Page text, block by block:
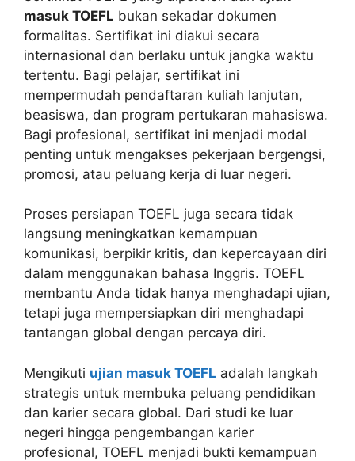
masuk TOEFL bukan sekadar dokumen
formalitas. Sertifikat ini diakui secara
internasional dan berlaku untuk jangka waktu
tertentu. Bagi pelajar, sertifikat ini
mempermudah pendaftaran kuliah lanjutan,
beasiswa, dan program pertukaran mahasiswa.
Bagi profesional, sertifikat ini menjadi modal
penting untuk mengakses pekerjaan bergengsi,
promosi, atau peluang kerja di luar negeri.
Proses persiapan TOEFL juga secara tidak
langsung meningkatkan kemampuan
komunikasi, berpikir kritis, dan kepercayaan diri
dalam menggunakan bahasa Inggris. TOEFL
membantu Anda tidak hanya menghadapi ujian,
tetapi juga mempersiapkan diri menghadapi
tantangan global dengan percaya diri.
Mengikuti ujian masuk TOEFL adalah langkah
strategis untuk membuka peluang pendidikan
dan karier secara global. Dari studi ke luar
negeri hingga pengembangan karier
profesional, TOEFL menjadi bukti kemampuan